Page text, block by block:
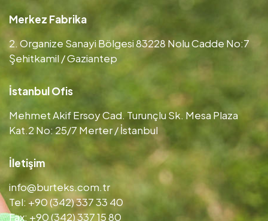
Merkez Fabrika
2. Organize Sanayi Bölgesi 83228 Nolu Cadde No:7
Şehitkamil / Gaziantep
İstanbul Ofis
Mehmet Akif Ersoy Cad. Turunçlu Sk. Mesa Plaza
Kat.2 No: 25/7 Merter / İstanbul
İletişim
info@burteks.com.tr
Tel: +90 (342) 337 33 40
Fax: +90 (342) 337 15 80